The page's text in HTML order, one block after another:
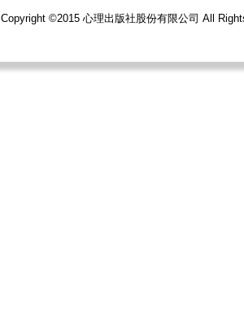
Copyright ©2015 心理出版社股份有限公司 All